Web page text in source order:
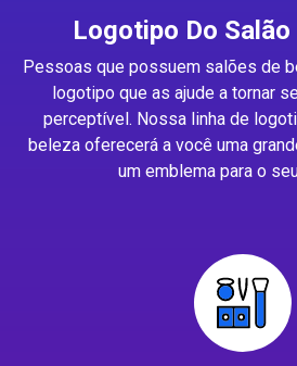
Logotipo Do Salão
Pessoas que possuem salões de
logotipo que as ajude a tornar
perceptível. Nossa linha de
beleza oferecerá a você uma
um emblema para o